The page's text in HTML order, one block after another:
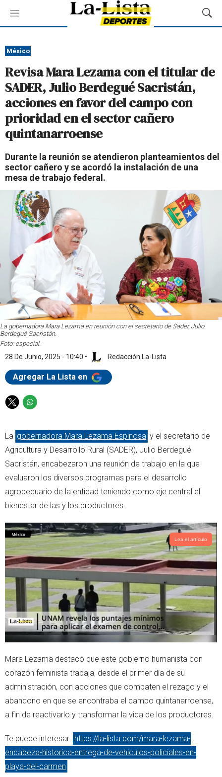
M
e
ú
M
o
a
r
d
a
México
Revisa Mara Lezama con el titular de
SADER, Julio Berdegué Sacristán,
acciones en favor del campo con
prioridad en el sector cañero
quintanarroense
Durante la reunión se atendieron planteamientos del
sector cañero y se acordó la instalación de una
mesa de trabajo federal.
La gobernadora Mara Lezama en reunión con el secretario de Sader, Julio
Berdegué Sacristán.
Foto: especial.
28 De Junio, 2025 - 10:40 • Redacción La-Lista
Agregar La Lista en
T
t
t
r
W
a
t
s
a
p
p
La gobernadora Mara Lezama Espinosa y el secretario de
Agricultura y Desarrollo Rural (SADER), Julio Berdegué
Sacristán, encabezaron una reunión de trabajo en la que
evaluaron los diversos programas para el desarrollo
agropecuario de la entidad teniendo como eje central el
bienestar de las y los productores.
Lea el artículo
Mara Lezama destacó que este gobierno humanista con
corazón feminista trabaja, desde el primer día de su
administración, con acciones que combaten el rezago y el
abandono en que se encontraba el campo quintanarroense,
a fin de reactivarlo y transformar la vida de los productores.
Te puede interesar: https://la-lista.com/mara-lezama-
encabeza-historica-entrega-de-vehiculos-policiales-en-
playa-del-carmen